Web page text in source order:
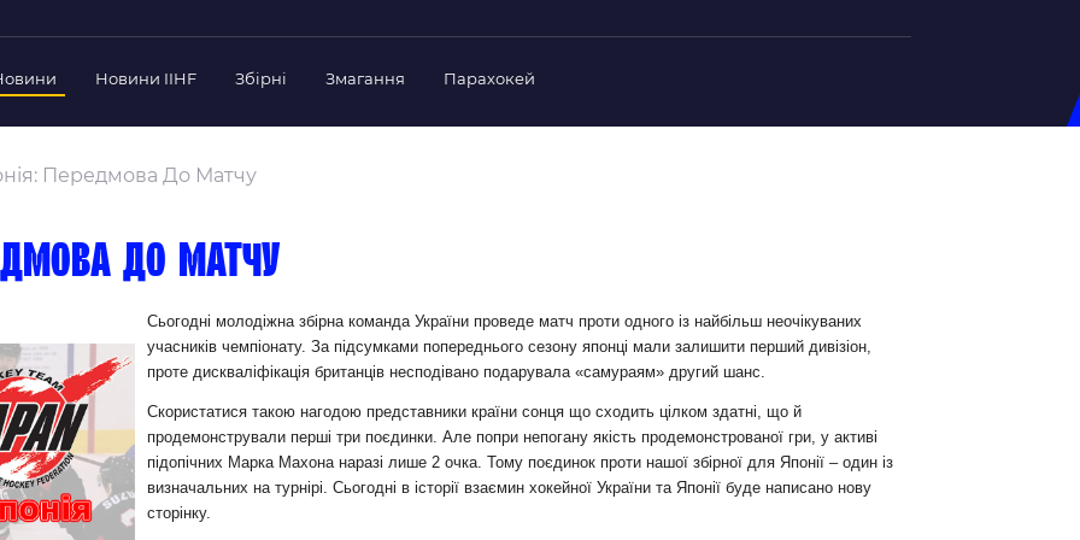
Федерації
Діяльність
документи
Федерації
Новини IIHF Збірні
Склад Збірної
Календар Матчів
Україна U-18
Склад Збірної
Тренерський Штаб
Календар Матчів
Україна (ж)
Склад Збірної
Тренерський Штаб
Календар Матчів
Змагання Парахокей
Передмова До Матчу
до матчу
Сьогодні молодіжна збірна команда України проведе матч проти одного із найбільш неочікуваних
учасників чемпіонату. За підсумками попереднього сезону японці мали залишити перший дивізіон,
проте дискваліфікація британців несподівано подарувала «самураям» другий шанс.
Скористатися такою нагодою представники країни сонця що сходить цілком здатні, що й
продемонстрували перші три поєдинки. Але попри непогану якість продемонстрованої гри, у активі
підопічних Марка Махона наразі лише 2 очка. Тому поєдинок проти нашої збірної для Японії – один із
визначальних на турнірі. Сьогодні в історії взаємин хокейної України та Японії буде написано нову
сторінку.